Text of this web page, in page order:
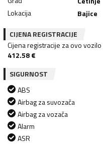
Lokacija
Bajice
CIJENA REGISTRACIJE
Cijena registracije za ovo
412.58€
SIGURNOST
ABS
Airbag za suvozača
Airbag za vozača
Alarm
ASR